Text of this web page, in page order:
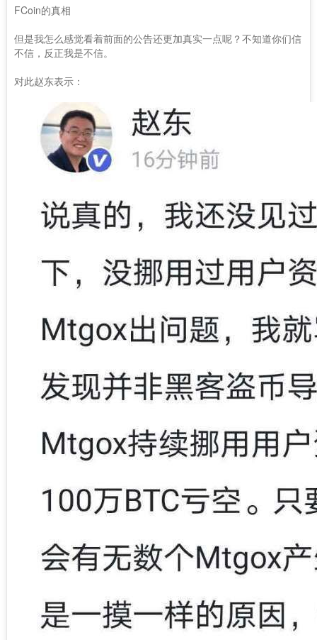
FCoin的真相
但是我怎么感觉看着前面的公告还更加真实一点呢？不知道你们信
不信，反正我是不信。
对此赵东表示：